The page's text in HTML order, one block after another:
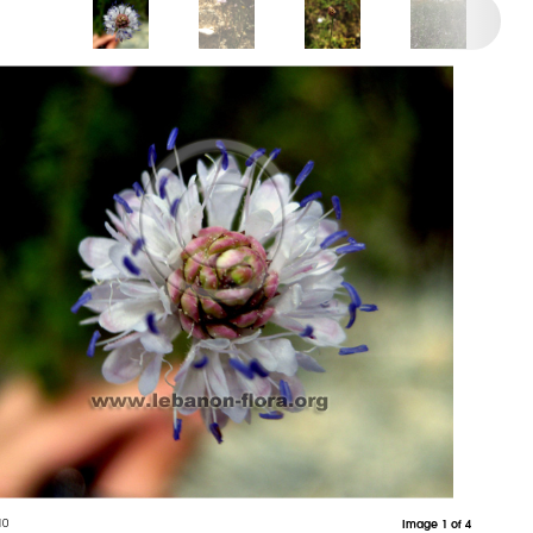
Image 1 of 4